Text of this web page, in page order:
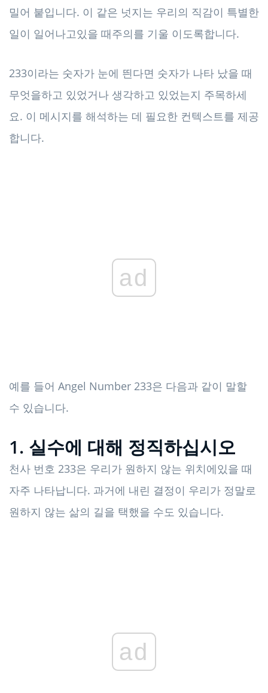
밀어 붙입니다. 이 같은 넛지는 우리의 직감이 특별한
일이 일어나고있을 때주의를 기울 이도록합니다.
233이라는 숫자가 눈에 띈다면 숫자가 나타 났을 때
무엇을하고 있었거나 생각하고 있었는지 주목하세
요. 이 메시지를 해석하는 데 필요한 컨텍스트를 제공
합니다.
ad
예를 들어 Angel Number 233은 다음과 같이 말할
수 있습니다.
1. 실수에 대해 정직하십시오
천사 번호 233은 우리가 원하지 않는 위치에있을 때
자주 나타납니다. 과거에 내린 결정이 우리가 정말로
원하지 않는 삶의 길을 택했을 수도 있습니다.
ad